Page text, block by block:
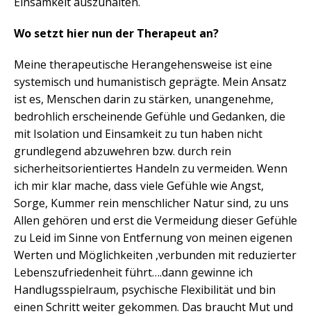
Wo setzt hier nun der Therapeut an?
Meine therapeutische Herangehensweise ist eine
systemisch und humanistisch geprägte. Mein Ansatz
ist es, Menschen darin zu stärken, unangenehme,
bedrohlich erscheinende Gefühle und Gedanken, die
mit Isolation und Einsamkeit zu tun haben nicht
grundlegend abzuwehren bzw. durch rein
sicherheitsorientiertes Handeln zu vermeiden. Wenn
ich mir klar mache, dass viele Gefühle wie Angst,
Sorge, Kummer rein menschlicher Natur sind, zu uns
Allen gehören und erst die Vermeidung dieser Gefühle
zu Leid im Sinne von Entfernung von meinen eigenen
Werten und Möglichkeiten ,verbunden mit reduzierter
Lebenszufriedenheit führt….dann gewinne ich
Handlugsspielraum, psychische Flexibilität und bin
einen Schritt weiter gekommen. Das braucht Mut und